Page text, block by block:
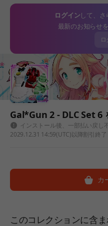
ログインして、
最新のお知らせ
Gal*Gun 2 - DLC Set 6
インストール後、一部払い戻し
2029.12.31 14:59(UTC)以降割引終了
カ
このコレクションに含